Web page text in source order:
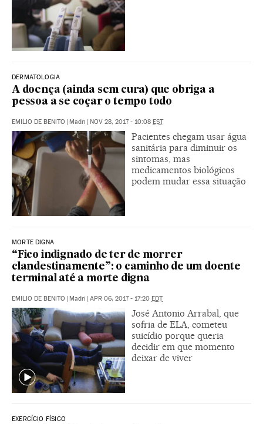
DERMATOLOGIA
A doença (ainda sem cura) que obriga a
pessoa a se coçar o tempo todo
EMILIO DE BENITO Madri NOV 28, 2017 - 10:08 EST
Pacientes chegam usar água
sanitária para diminuir os
sintomas, mas
medicamentos biológicos
podem mudar essa situação
MORTE DIGNA
“Fico indignado de ter de morrer
clandestinamente”: o caminho de um doente
terminal até a morte digna
EMILIO DE BENITO Madri APR 06, 2017 - 17:20 EDT
José Antonio Arrabal, que
sofria de ELA, cometeu
suicídio porque queria
decidir em que momento
deixar de viver
EXERCÍCIO FÍSICO